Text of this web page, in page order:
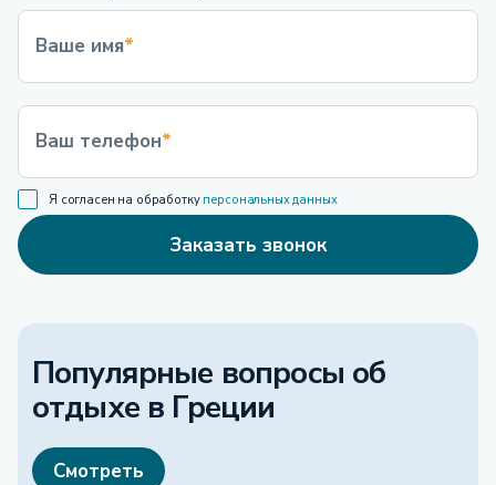
Ваше имя*
Ваш телефон*
Я согласен на обработку персональных данных
Заказать звонок
Популярные вопросы об
отдыхе в Греции
Смотреть